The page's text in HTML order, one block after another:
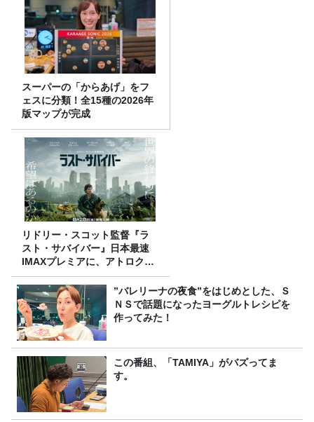
スーパーの「からあげ」をフ
ェスに分類！全15種の2026年
版マップが完成
リドリー・スコット監督『ラ
スト・サバイバー』日本最速
IMAXプレミアに、アトロクリ
スナー60名をご招待！
”バレリーナの夜食”をはじめとした、Ｓ
ＮＳで話題になったヨーグルトレシピを
作ってみた！
この番組、「TAMIYA」がバズってま
す。